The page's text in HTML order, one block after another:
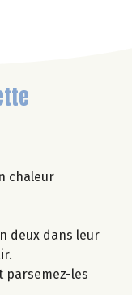
chaleur
deux dans leur
parsemez-les